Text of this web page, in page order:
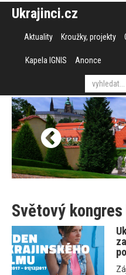
Ukrajinci.cz
Aktuality Kroužky, projekty
Kapela IGNIS Anonce
Světový